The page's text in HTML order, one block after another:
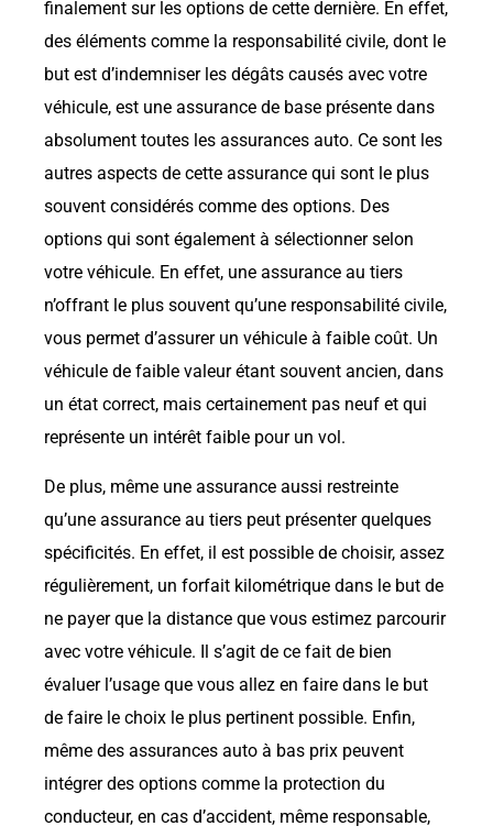
finalement sur les options de cette dernière. En effet,
des éléments comme la responsabilité civile, dont le
but est d’indemniser les dégâts causés avec votre
véhicule, est une assurance de base présente dans
absolument toutes les assurances auto. Ce sont les
autres aspects de cette assurance qui sont le plus
souvent considérés comme des options. Des
options qui sont également à sélectionner selon
votre véhicule. En effet, une assurance au tiers
n’offrant le plus souvent qu’une responsabilité civile,
vous permet d’assurer un véhicule à faible coût. Un
véhicule de faible valeur étant souvent ancien, dans
un état correct, mais certainement pas neuf et qui
représente un intérêt faible pour un vol.
De plus, même une assurance aussi restreinte
qu’une assurance au tiers peut présenter quelques
spécificités. En effet, il est possible de choisir, assez
régulièrement, un forfait kilométrique dans le but de
ne payer que la distance que vous estimez parcourir
avec votre véhicule. Il s’agit de ce fait de bien
évaluer l’usage que vous allez en faire dans le but
de faire le choix le plus pertinent possible. Enfin,
même des assurances auto à bas prix peuvent
intégrer des options comme la protection du
conducteur, en cas d’accident, même responsable,